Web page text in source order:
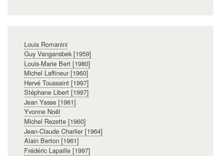
principale
Louis Romanini
Guy Vangansbek [1959]
Louis-Marie Bert [1980]
Michel Laffineur [1960]
Hervé Toussaint [1997]
Stéphane Libert [1997]
Jean Yasse [1961]
Yvonne Noël
Michel Rezette [1960]
Jean-Claude Charlier [1964]
Alain Berton [1961]
Frédéric Lapaille [1997]